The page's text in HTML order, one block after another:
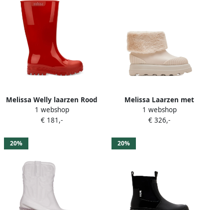
Melissa Welly laarzen Rood
1 webshop
€ 181,-
Melissa Laarzen met
geribbelde zool Beige
1 webshop
€ 326,-
20% 20%